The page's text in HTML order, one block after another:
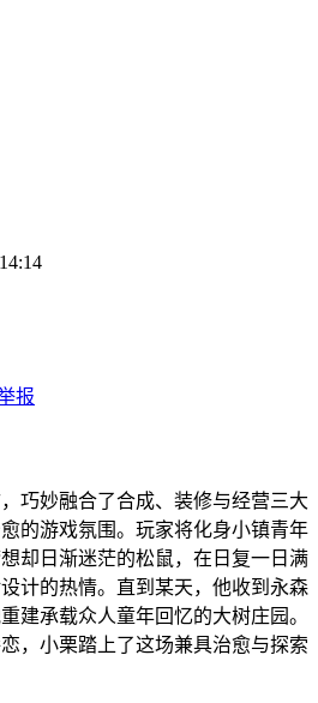
报
巧妙融合了合成、装修与经营三大
的游戏氛围。玩家将化身小镇青年
却日渐迷茫的松鼠，在日复一日满
计的热情。直到某天，他收到永森
建承载众人童年回忆的大树庄园。
，小栗踏上了这场兼具治愈与探索